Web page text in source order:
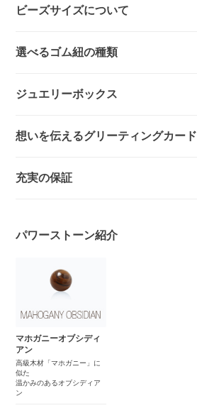
ビーズサイズについて
選べるゴム紐の種類
ジュエリーボックス
想いを伝えるグリーティングカード
充実の保証
パワーストーン紹介
マホガニーオブシディ
アン
高級木材「マホガニー」に
似た
温かみのあるオブシディア
ン